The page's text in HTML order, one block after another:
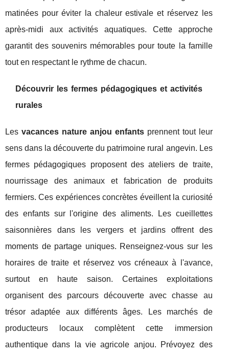
matinées pour éviter la chaleur estivale et réservez les
après-midi aux activités aquatiques. Cette approche
garantit des souvenirs mémorables pour toute la famille
tout en respectant le rythme de chacun.
Découvrir les fermes pédagogiques et activités
rurales
Les vacances nature anjou enfantsprennent tout leur
sens dans la découverte du patrimoine rural angevin. Les
fermes pédagogiques proposent des ateliers de traite,
nourrissage des animaux et fabrication de produits
fermiers. Ces expériences concrètes éveillent la curiosité
des enfants sur l'origine des aliments. Les cueillettes
saisonnières dans les vergers et jardins offrent des
moments de partage uniques. Renseignez-vous sur les
horaires de traite et réservez vos créneaux à l'avance,
surtout en haute saison. Certaines exploitations
organisent des parcours découverte avec chasse au
trésor adaptée aux différents âges. Les marchés de
producteurs locaux complètent cette immersion
authentique dans la vie agricole anjou. Prévoyez des